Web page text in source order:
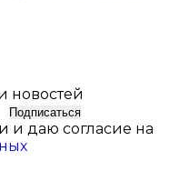
новостей
Подписаться
и даю согласие на